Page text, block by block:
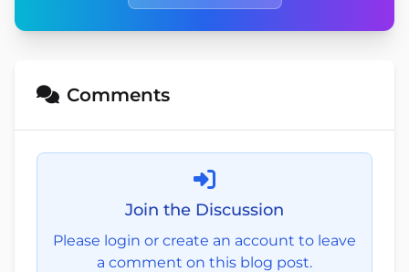
Comments
Join the Discussion
Please login or create an account to leave
a comment on this blog post.